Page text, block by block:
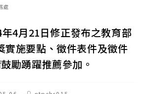
處
4月21日修正發布之教育部
實施要點、徵件表件及徵件
勵踴躍推薦參加。